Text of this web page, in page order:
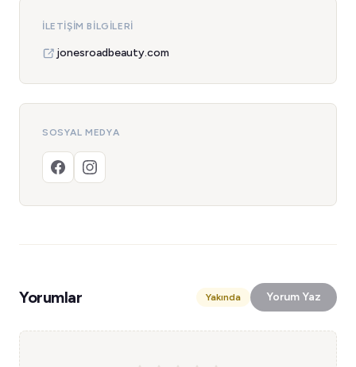
İLETIŞIM BILGILERI
jonesroadbeauty.com
SOSYAL MEDYA
Yorumlar Yakında Yorum Yaz